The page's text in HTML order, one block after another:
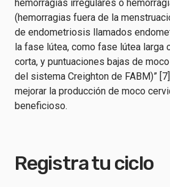
hemorragias irregulares o
(hemorragias fuera de la
de endometriosis llamados
la fase lútea, como fase lútea larga
corta, y puntuaciones bajas de
del sistema Creighton de FABM)”
mejorar la producción de moco
beneficioso.
Registra tu ciclo